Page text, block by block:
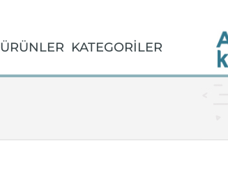
ÜRÜNLER KATEGORİLER